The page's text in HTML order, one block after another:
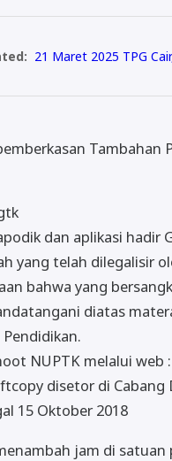
21 Maret 2025 TPG
Tambahan
dan aplikasi hadir
yang telah dilegalisir
bahwa yang
diatas
NUPTK melalui
disetor di
15 Oktober 2018
jam di